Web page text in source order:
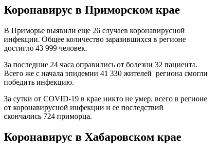
Коронавирус в Приморском крае
В Приморье выявили еще 26 случаев коронавирусной
инфекции. Общее количество заразившихся в регионе
достигло 43 999 человек.
За последние 24 часа оправились от болезни 32 пациента.
Всего же с начала эпидемии 41 330 жителей региона смогли
победить инфекцию.
За сутки от COVID-19 в крае никто не умер, всего в регионе
от коронавирусной инфекции и ее последствий
скончались 724 приморца.
Коронавирус в Хабаровском крае